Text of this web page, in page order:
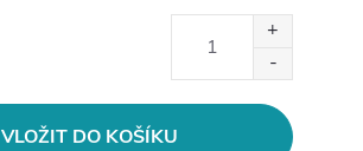
VLOŽIT DO KOŠÍKU